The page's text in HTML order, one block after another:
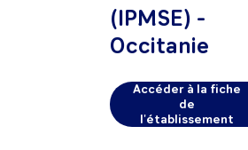
(IPMSE) -
Occitanie
Accéder à la fiche
de
l'établissement